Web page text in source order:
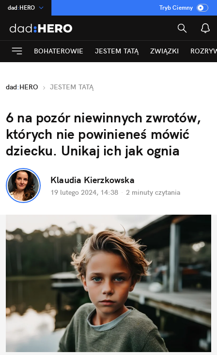
dad:HERO
:Temat
INN:Poland
ASZ:dziennik
Rozrywka
Tryb Ciemny
BOHATEROWIE JESTEM TATĄ ZWIĄZKI
dad:HERO JESTEM TATĄ
6 na pozór niewinnych zwrotów,
których nie powinieneś mówić
dziecku. Unikaj ich jak ognia
Klaudia Kierzkowska
19 lutego 2024, 14:38 · 2 minuty czytania